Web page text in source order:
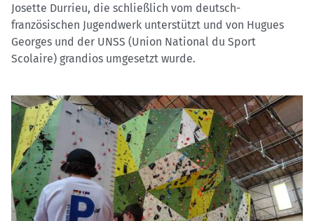
Josette Durrieu, die schließlich vom deutsch-
französischen Jugendwerk unterstützt und von Hugues
Georges und der UNSS (Union National du Sport
Scolaire) grandios umgesetzt wurde.